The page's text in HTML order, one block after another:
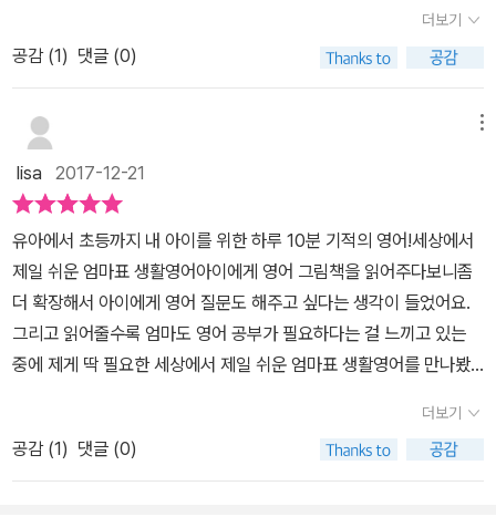
이 들었다.그리고 꼭 칭찬 표현을 잊지 않으라고 한다.이것이 그냥 무
심코 지나칠 수도 있겠지만아이와 공부하고 매일 사랑한고 말해주면
학습 의욕과 동기가 업된다는 것을아이의 멋쩍은 웃음에서 느낄 수
있었다.그리고 거부감없이 매일 매일 생활영어 하고 싶어하는아이의
모습에서 좀 더 의욕을 얻었다.단순히 영단어를 많이 암기하고 있고
영문법을 체계적으로 밟아서 공부하는 식으로공부해왔던 패턴에서
벗어나좀 더 일상적이지만 밀접하게 우리 생활에 잘 쓰여지는생활영
어로 영어가 익숙하고 친숙해지는데이보다 더 좋은 공부가 없겠다란
생각이 든다.하루에도 입 한번 뻥긋거리지 않을 때도 많겠지만이 책
을 보면서 영어가 자연스럽게구구단처럼 술술 나올 수 있게 될 정도
로이 한권 제대로 외워서 공부해보리라 마음 먹어본다!
특징과 활용법도 아주 자세히 나와있어요.part1. 일어나서 자기까지
우리가족의 하루'part2. 잘놀고 튼튼하게 자라는 우리아이part3. 배
어민 mp3를 들을수 있어요.또한 동양북스 홈페이지에서 mp3음원을
다운 받을수 있어요,오늘의 애정 영어 한마디로 아이의 자존감을 키
워주며 엄마의 사랑을 느끼게 해 줄 수 있다.365엄마표 영어구구단
과 아이표 영어구구단의 양면 월차트가 있어활용하기에 더할 나위 없
이 좋아요. [동양북스]세상에서 제일 쉬운 엄마표 생활영어어색한
상황에서가 아닌 가정에서 일어나는 자연스런 상황에서 아이와 대화
를 할 수 있는예문으로 연습하여 말로 표현하기가 다른 책보다 쉽게
실천할 수 있었다.사랑이 묻어나는 애정 영어 한마디를 반복해주니
어대화는 무조건 어려울것이다라는 선입견을 없애주며 아이와 쉽고
간단하게 대화를 나눌 수 있는 시간이 되었다.그리고 아이와 자연스
럽게 나누며 실력도 쌓을 수 있는 아주 활용도가 높은 책이다.
면 얼마나 도움이 될까요? 이 책은 바로 그런 취지에서 시작되었다고
해요. ​ 물론 이 800개 문장을 구구단처럼 외워서 안다고 영어가 당장
쏼라쏼라 나오지는 않아요. 하지만 문장을 외우면 영어가 익숙해지
고, 익숙하면 편안해지고, 편안하면 만만해지기 마련이니까요~ ^^ ​
한 후, 그 상황에서 가장 많이 쓰는 10개 표현을 추렸다고 합니다.)​​​
(책 앞부분에 엄마표 생활영어 10번 읽기 학습 상황표가 있네요~^^)
책의 표현을 처음부터 외우려 하지 말고, 일단 한 문장을 10번씩 소리
내어 읽는 것을 목표로 하래요.^^ 이때 mp3 음원을 통해 최대한 원어
민의 발음에 가깝게 연습합니다.참! 엄마 발음이 이상하다고 영어를
하지 말란 법은 없어요. 아이는 자라면서 영화로, 음원으로 영어를 접
하고 교사, 원어민을 통해 영어를 듣게 됩니다. 엄마의 발음이 그대로
아이에게 유전(?)되는게 아니니 걱정마시길~ ^^(이 책은 QR코드를
찍으면 원어민 MP3를 바로 들을 수 있답니다.)​​ 각 상황에서 엄마와
더보기
공감 (1) 댓글 (0)
lisa 2017-12-21
유아에서 초등까지 내 아이를 위한 하루 10분 기적의 영어!세상에서
제일 쉬운 엄마표 생활영어아이에게 영어 그림책을 읽어주다보니좀
더 확장해서 아이에게 영어 질문도 해주고 싶다는 생각이 들었어요.
그리고 읽어줄수록 엄마도 영어 공부가 필요하다는 걸 느끼고 있는
중에 제게 딱 필요한 세상에서 제일 쉬운 엄마표 생활영어를 만나봤
하게 자라는 우리 아이Part3 배려하는 아이로 키우는 애정 잔소리P
art4 이럴땐 이렇게 말해요Part1~Part4까지 아이와 마주하는 다
양한 상황별로 구성이 되어있어요.일상적으로 많이 쓸 수 있는 표현
더보기
공감 (1) 댓글 (0)